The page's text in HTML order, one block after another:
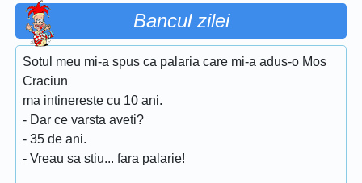
Bancul zilei
Sotul meu mi-a spus ca palaria care mi-a adus-o Mos
Craciun
ma intinereste cu 10 ani.
- Dar ce varsta aveti?
- 35 de ani.
- Vreau sa stiu... fara palarie!